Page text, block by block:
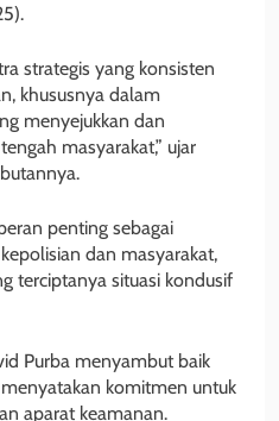
strategis yang konsisten
khususnya dalam
menyejukkan dan
masyarakat,” ujar
penting sebagai
dan masyarakat,
terciptanya situasi kondusif
Purba menyambut baik
komitmen untuk
aparat keamanan.